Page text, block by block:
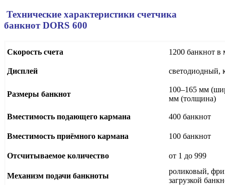
Технические характеристики счетчика
банкнот DORS 600
Скорость счета 1200 банкнот в
Дисплей светодиодный,
Размеры банкнот
100–165 мм
мм (толщина)
Вместимость подающего кармана 400 банкнот
Вместимость приёмного кармана 100 банкнот
Отсчитываемое количество от 1 до 999
Механизм подачи банкноты
роликовый,
загрузкой